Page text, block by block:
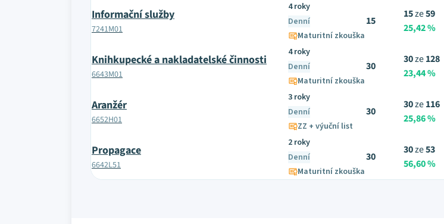
Informační služby
7241M01
4 roky
Denní
Maturitní zkouška
15
15ze59
25,42 %
Knihkupecké a nakladatelské činnosti
6643M01
4 roky
Denní
Maturitní zkouška
30
30ze128
23,44 %
Aranžér
6652H01
3 roky
Denní
ZZ + výuční list
30
30ze116
25,86 %
Propagace
6642L51
2 roky
Denní
Maturitní zkouška
30
30ze53
56,60 %